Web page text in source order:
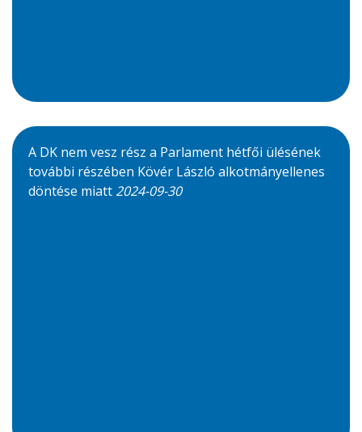
A DK nem vesz rész a Parlament hétfői ülésének
további részében Kövér László alkotmányellenes
döntése miatt 2024-09-30